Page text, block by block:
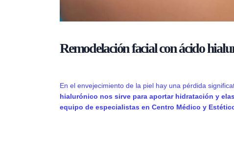
Remodelación facial con ácido
En el envejecimiento de la piel hay una pérdida
hialurónico nos sirve para aportar hidratación y
equipo de especialistas en Centro Médico y